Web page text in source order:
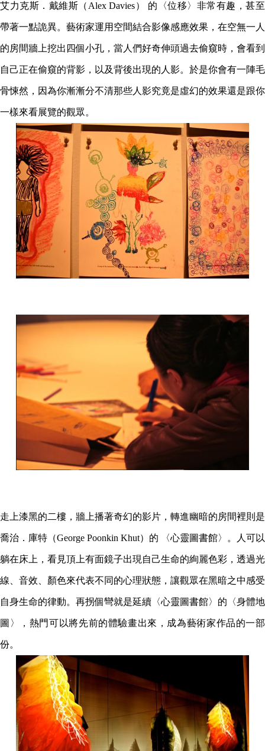
艾力克斯．戴維斯（Alex Davies） 的〈位移〉非常有趣，甚至
帶著一點詭異。藝術家運用空間結合影像感應效果，在空無一人
的房間牆上挖出四個小孔，當人們好奇伸頭過去偷窺時，會看到
自己正在偷窺的背影，以及背後出現的人影。於是你會有一陣毛
骨悚然，因為你漸漸分不清那些人影究竟是虛幻的效果還是跟你
一樣來看展覽的觀眾。
走上漆黑的二樓，牆上播著奇幻的影片，轉進幽暗的房間裡則是
喬治．庫特（George Poonkin Khut） 的 〈心靈圖書館〉。人可以
躺在床上，看見頂上有面鏡子出現自己生命的絢麗色彩，透過光
線、音效、顏色來代表不同的心理狀態，讓觀眾在黑暗之中感受
自身生命的律動。再拐個彎就是延續〈心靈圖書館〉的〈身體地
圖〉，熱門可以將先前的體驗畫出來，成為藝術家作品的一部
份。